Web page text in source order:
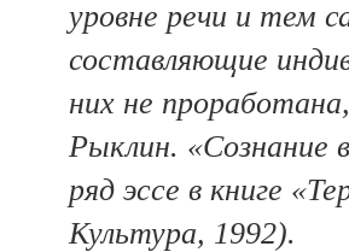
уровне речи и тем
составляющие
них не
Рыклин. «Сознание
ряд эссе в книге
Культура, 1992).